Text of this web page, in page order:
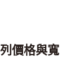
價格與寬